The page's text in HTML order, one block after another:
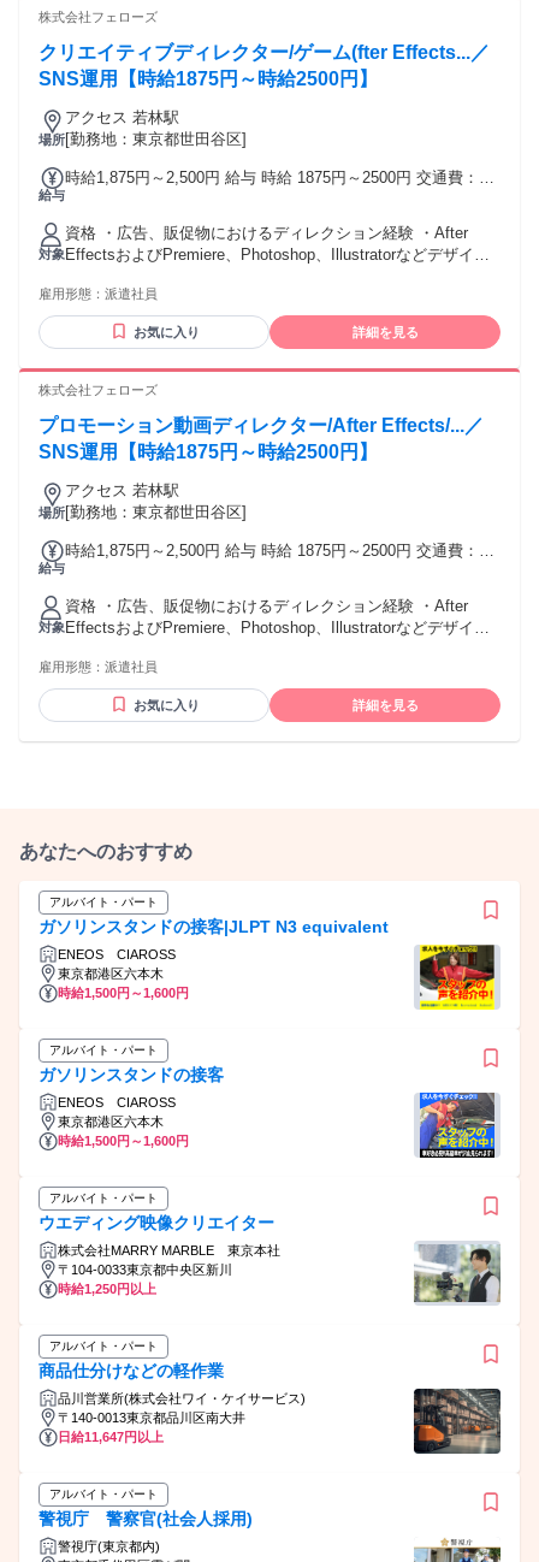
自身のクリエイティブが事業成長に直結する手応えを実感で
企業のデジタル変革を牽引する一翼を担えることは、キャリ
アにおける大きな資産となります。 学歴・資格 学歴：大学院
株式会社フェローズ
クリエイティブディレクター/ゲーム(fter Effects...／
SNS運用【時給1875円～時給2500円】
場所
アクセス 若林駅
[勤務地：東京都世田谷区]
給与
時給1,875円～2,500円 給与 時給 1875円～2500円 交通費：交
対象
資格 ・広告、販促物におけるディレクション経験 ・After
EffectsおよびPremiere、Photoshop、Illustratorなどデザイン
雇用形態： 派遣社員
お気に入り 詳細を見る
株式会社フェローズ
プロモーション動画ディレクター/After Effects/...／
SNS運用【時給1875円～時給2500円】
場所
アクセス 若林駅
[勤務地：東京都世田谷区]
給与
時給1,875円～2,500円 給与 時給 1875円～2500円 交通費：交
対象
資格 ・広告、販促物におけるディレクション経験 ・After
EffectsおよびPremiere、Photoshop、Illustratorなどデザイン
雇用形態： 派遣社員
お気に入り 詳細を見る
あなたへのおすすめ
アルバイト・パート
ガソリンスタンドの接客|JLPT N3 equivalent
ENEOS CIAROSS
東京都港区六本木
時給1,500円～1,600円
アルバイト・パート
ガソリンスタンドの接客
ENEOS CIAROSS
東京都港区六本木
時給1,500円～1,600円
アルバイト・パート
ウエディング映像クリエイター
株式会社MARRY MARBLE 東京本社
〒104-0033東京都中央区新川
時給1,250円以上
アルバイト・パート
商品仕分けなどの軽作業
品川営業所(株式会社ワイ・ケイサービス)
〒140-0013東京都品川区南大井
日給11,647円以上
アルバイト・パート
警視庁 警察官(社会人採用)
警視庁(東京都内)